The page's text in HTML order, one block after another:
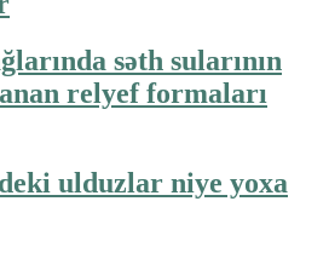
səth sularının
relyef formaları
ulduzlar niye yoxa